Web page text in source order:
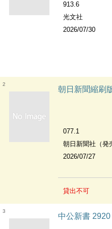
913.6
光文社
2026/07/30
2
朝日新聞縮刷
077.1
朝日新聞社（発
2026/07/27
貸出不可
3
中公新書 2920 年貢